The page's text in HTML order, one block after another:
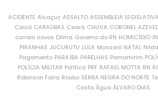
ACIDENTE Alcaçuz ASSALTO ASSEMBLEIA
Caicó CARAÚBAS Ceará CHUVA CORONEL
currais novos Dilma Governo do RN HOMICÍDIO
PIRANHAS JUCURUTU LULA Mossoró NATAL Nilda
Pagamento PARAÍBA PARELHAS Parnamirim
POLÍCIA MILITAR Política PRF RAFAEL MOTTA RN
Robinson Faria Roubo SERRA NEGRA DO NORTE
Costa Água ÁLVARO DIAS